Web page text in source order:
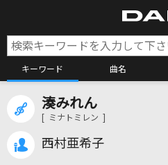
キーワード 曲名
湊みれん
[ ミナトミレン ]
西村亜希子